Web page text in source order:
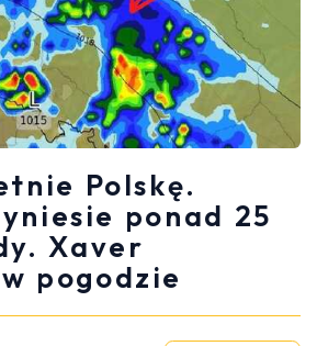
Polskę.
ponad 25
Xaver
pogodzie